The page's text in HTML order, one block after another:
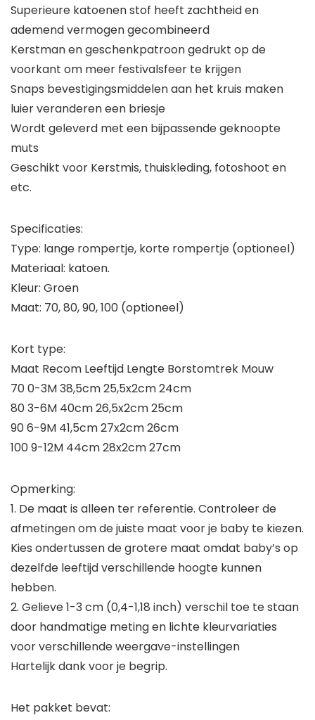
Superieure katoenen stof heeft zachtheid en
ademend vermogen gecombineerd
Kerstman en geschenkpatroon gedrukt op de
voorkant om meer festivalsfeer te krijgen
Snaps bevestigingsmiddelen aan het kruis maken
luier veranderen een briesje
Wordt geleverd met een bijpassende geknoopte
muts
Geschikt voor Kerstmis, thuiskleding, fotoshoot en
etc.
Specificaties:
Type: lange rompertje, korte rompertje (optioneel)
Materiaal: katoen.
Kleur: Groen
Maat: 70, 80, 90, 100 (optioneel)
Kort type:
Maat Recom Leeftijd Lengte Borstomtrek Mouw
70 0-3M 38,5cm 25,5x2cm 24cm
80 3-6M 40cm 26,5x2cm 25cm
90 6-9M 41,5cm 27x2cm 26cm
100 9-12M 44cm 28x2cm 27cm
Opmerking:
1. De maat is alleen ter referentie. Controleer de
afmetingen om de juiste maat voor je baby te kiezen.
Kies ondertussen de grotere maat omdat baby’s op
dezelfde leeftijd verschillende hoogte kunnen
hebben.
2. Gelieve 1-3 cm (0,4-1,18 inch) verschil toe te staan
door handmatige meting en lichte kleurvariaties
voor verschillende weergave-instellingen
Hartelijk dank voor je begrip.
Het pakket bevat: